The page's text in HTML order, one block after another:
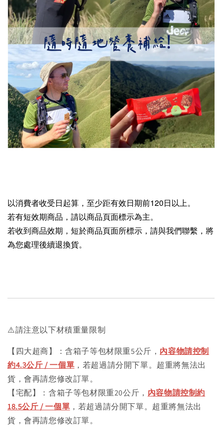
以消費者收受日起算，至少距有效日期前120日以上。
若有短效期商品，請以商品頁面標示為主。
若收到商品效期，短於商品頁面所標示，請與我們聯繫，將
為您處理後續退換貨。
⚠️請注意以下材積重量限制
【四大超商】：含箱子等包材限重5公斤， 內容物請控制
約4.3公斤 / 一個單 ，若超過請分開下單。超重將無法出
貨，會再請您修改訂單。
【宅配】：含箱子等包材限重20公斤， 內容物請控制約
18.5公斤 / 一個單 ，若超過請分開下單。超重將無法出
貨，會再請您修改訂單。